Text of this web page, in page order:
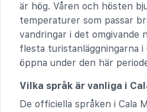
är hög. Våren och hösten
temperaturer som passar
vandringar i det omgivande
flesta turistanläggningarna i
öppna under den här
Vilka språk är vanliga i
De officiella språken i Cala